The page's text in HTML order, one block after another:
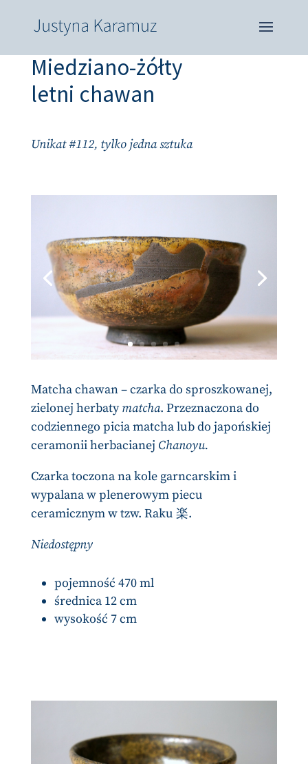
Miedziano-żółty
letni chawan
Unikat #112, tylko jedna sztuka
Matcha chawan – czarka do sproszkowanej,
zielonej herbatymatcha. Przeznaczona do
codziennego picia matcha lub do japońskiej
ceramonii herbacianej Chanoyu.
Czarka toczona na kole garncarskim i
wypalana w plenerowym piecu
ceramicznym w tzw. Raku 楽.
Niedostępny
pojemność 470 ml
średnica 12 cm
wysokość 7 cm